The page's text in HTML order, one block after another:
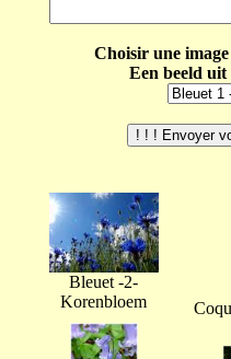
Choisir une
Een beeld
Bleuet -2-
Korenbloem